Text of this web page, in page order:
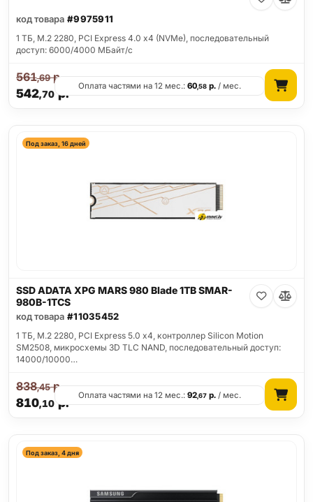
код товара #9975911
1 ТБ, M.2 2280, PCI Express 4.0 x4 (NVMe), последовательный
доступ: 6000/4000 МБайт/с
542,70р.
561,69р.
Оплата частями на 12 мес.:60,58 р. / мес.
Под заказ, 16 дней
SSD ADATA XPG MARS 980 Blade 1TB SMAR-
980B-1TCS
код товара #11035452
1 ТБ, M.2 2280, PCI Express 5.0 x4, контроллер Silicon Motion
SM2508, микросхемы 3D TLC NAND, последовательный доступ:
14000/10000…
810,10р.
838,45р.
Оплата частями на 12 мес.:92,67 р. / мес.
Под заказ, 4 дня